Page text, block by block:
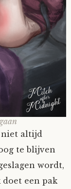
niet altijd
te blijven
wordt,
een pak